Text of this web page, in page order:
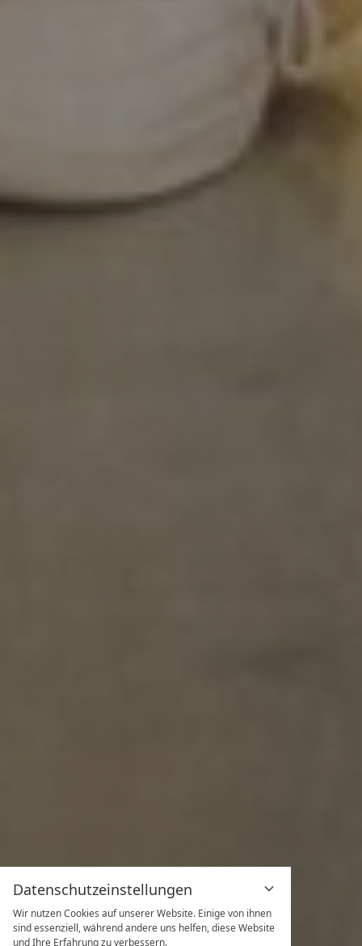
Datenschutzeinstellungen
Wir nutzen Cookies auf unserer Website. Einige von ihnen
sind essenziell, während andere uns helfen, diese Website
und Ihre Erfahrung zu verbessern.